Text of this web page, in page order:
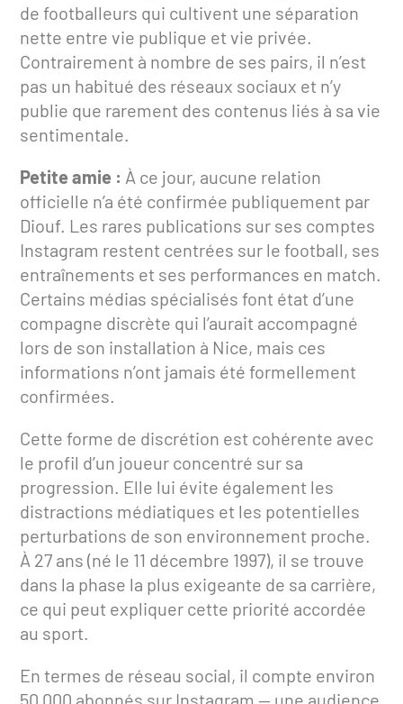
de footballeurs qui cultivent une séparation
nette entre vie publique et vie privée.
Contrairement à nombre de ses pairs, il n’est
pas un habitué des réseaux sociaux et n’y
publie que rarement des contenus liés à sa vie
sentimentale.
Petite amie : À ce jour, aucune relation
officielle n’a été confirmée publiquement par
Diouf. Les rares publications sur ses comptes
Instagram restent centrées sur le football, ses
entraînements et ses performances en match.
Certains médias spécialisés font état d’une
compagne discrète qui l’aurait accompagné
lors de son installation à Nice, mais ces
informations n’ont jamais été formellement
confirmées.
Cette forme de discrétion est cohérente avec
le profil d’un joueur concentré sur sa
progression. Elle lui évite également les
distractions médiatiques et les potentielles
perturbations de son environnement proche.
À 27 ans (né le 11 décembre 1997), il se trouve
dans la phase la plus exigeante de sa carrière,
ce qui peut expliquer cette priorité accordée
au sport.
En termes de réseau social, il compte environ
50 000 abonnés sur Instagram — une audience